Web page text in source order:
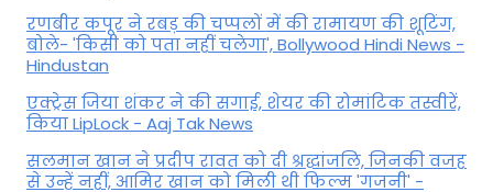
रणबीर कपूर ने रबड़ की चप्पलों में की रामायण की शूटिंग,
बोले- 'किसी को पता नहीं चलेगा', Bollywood Hindi News -
Hindustan
एक्ट्रेस जिया शंकर ने की सगाई, शेयर की रोमांटिक तस्वीरें,
किया LipLock - Aaj Tak News
सलमान खान ने प्रदीप रावत को दी श्रद्धांजलि, जिनकी वजह
से उन्हें नहीं, आमिर खान को मिली थी फिल्म 'गजनी' -